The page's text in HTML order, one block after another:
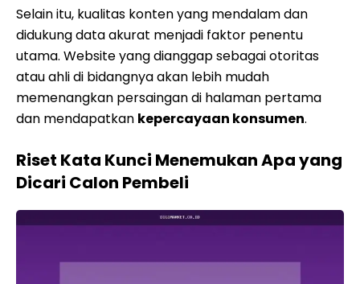
Selain itu, kualitas konten yang mendalam dan
didukung data akurat menjadi faktor penentu
utama. Website yang dianggap sebagai otoritas
atau ahli di bidangnya akan lebih mudah
memenangkan persaingan di halaman pertama
dan mendapatkan kepercayaan konsumen.
Riset Kata Kunci Menemukan Apa yang
Dicari Calon Pembeli